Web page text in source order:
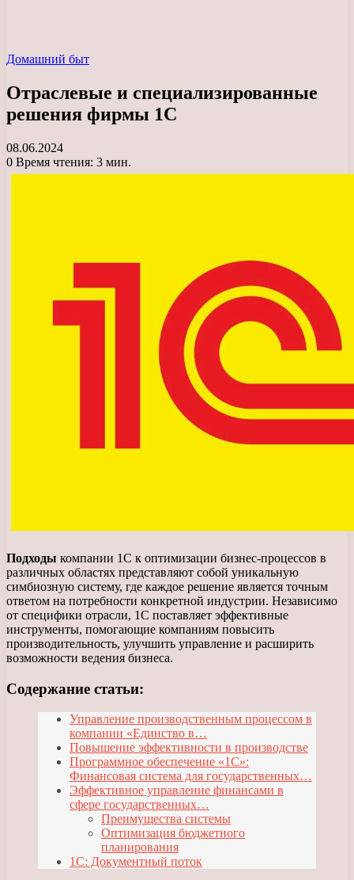
Домашний быт
Отраслевые и специализированные
решения фирмы 1С
08.06.2024
0 Время чтения: 3 мин.
Подходы компании 1С к оптимизации бизнес-процессов в
различных областях представляют собой уникальную
симбиозную систему, где каждое решение является точным
ответом на потребности конкретной индустрии. Независимо
от специфики отрасли, 1С поставляет эффективные
инструменты, помогающие компаниям повысить
производительность, улучшить управление и расширить
возможности ведения бизнеса.
Содержание статьи:
Управление производственным процессом в
компании «Единство в…
Повышение эффективности в производстве
Программное обеспечение «1С»:
Финансовая система для государственных…
Эффективное управление финансами в
сфере государственных…
Преимущества системы
Оптимизация бюджетного
планирования
1С: Документный поток